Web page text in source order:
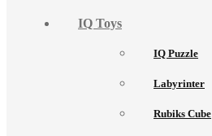
IQ Toys
IQ Puzzle
Labyrinter
Rubiks Cube